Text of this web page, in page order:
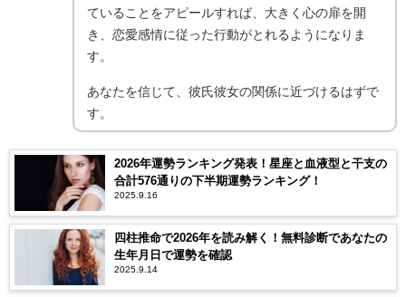
ていることをアピールすれば、大きく心の扉を開
き、恋愛感情に従った行動がとれるようになりま
す。
あなたを信じて、彼氏彼女の関係に近づけるはずで
す。
2026年運勢ランキング発表！星座と血液型と干支の
合計576通りの下半期運勢ランキング！
2025.9.16
四柱推命で2026年を読み解く！無料診断であなたの
生年月日で運勢を確認
2025.9.14